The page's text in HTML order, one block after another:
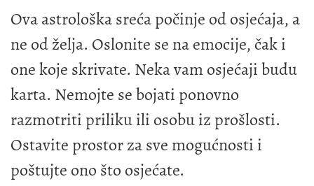
Ova astrološka sreća počinje od osjećaja, a
ne od želja. Oslonite se na emocije, čak i
one koje skrivate. Neka vam osjećaji budu
karta. Nemojte se bojati ponovno
razmotriti priliku ili osobu iz prošlosti.
Ostavite prostor za sve mogućnosti i
poštujte ono što osjećate.